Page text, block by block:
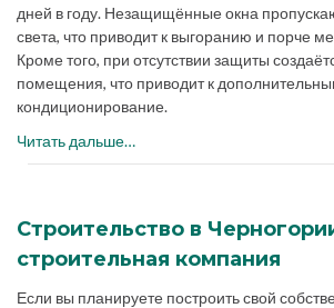
дней в году. Незащищённые окна
света, что приводит к выгоранию и порче
Кроме того, при отсутствии защиты
помещения, что приводит к
кондиционирование.
Читать дальше…
Строительство в
строительная компания
Если вы планируете построить свой